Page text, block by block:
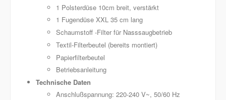
1 Polsterdüse 10cm breit, verstärkt
1 Fugendüse XXL 35 cm lang
Schaumstoff -Filter für Nasssaugbetrieb
Textil-Filterbeutel (bereits montiert)
Papierfilterbeutel
Betriebsanleitung
Technische Daten
Anschlußspannung: 220-240 V~, 50/60 Hz